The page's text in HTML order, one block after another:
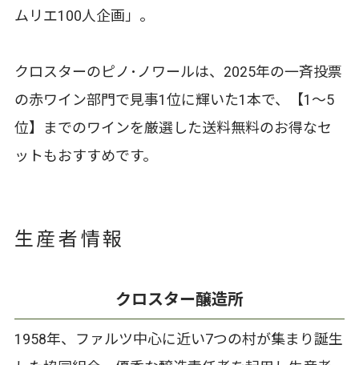
ムリエ100人企画」。
クロスターのピノ･ノワールは、2025年の一斉投票
の赤ワイン部門で見事1位に輝いた1本で、【1～5
位】までのワインを厳選した送料無料のお得なセ
ットもおすすめです。
生産者情報
クロスター醸造所
1958年、ファルツ中心に近い7つの村が集まり誕生